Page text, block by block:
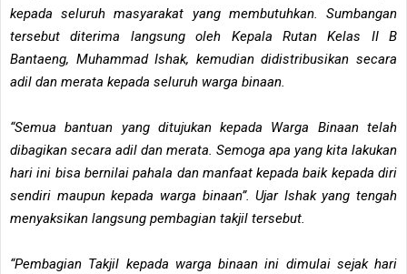
kepada seluruh masyarakat yang membutuhkan. Sumbangan
tersebut diterima langsung oleh Kepala Rutan Kelas II B
Bantaeng, Muhammad Ishak, kemudian didistribusikan secara
adil dan merata kepada seluruh warga binaan.
“Semua bantuan yang ditujukan kepada Warga Binaan telah
dibagikan secara adil dan merata. Semoga apa yang kita lakukan
hari ini bisa bernilai pahala dan manfaat kepada baik kepada diri
sendiri maupun kepada warga binaan”. Ujar Ishak yang tengah
menyaksikan langsung pembagian takjil tersebut.
“Pembagian Takjil kepada warga binaan ini dimulai sejak hari